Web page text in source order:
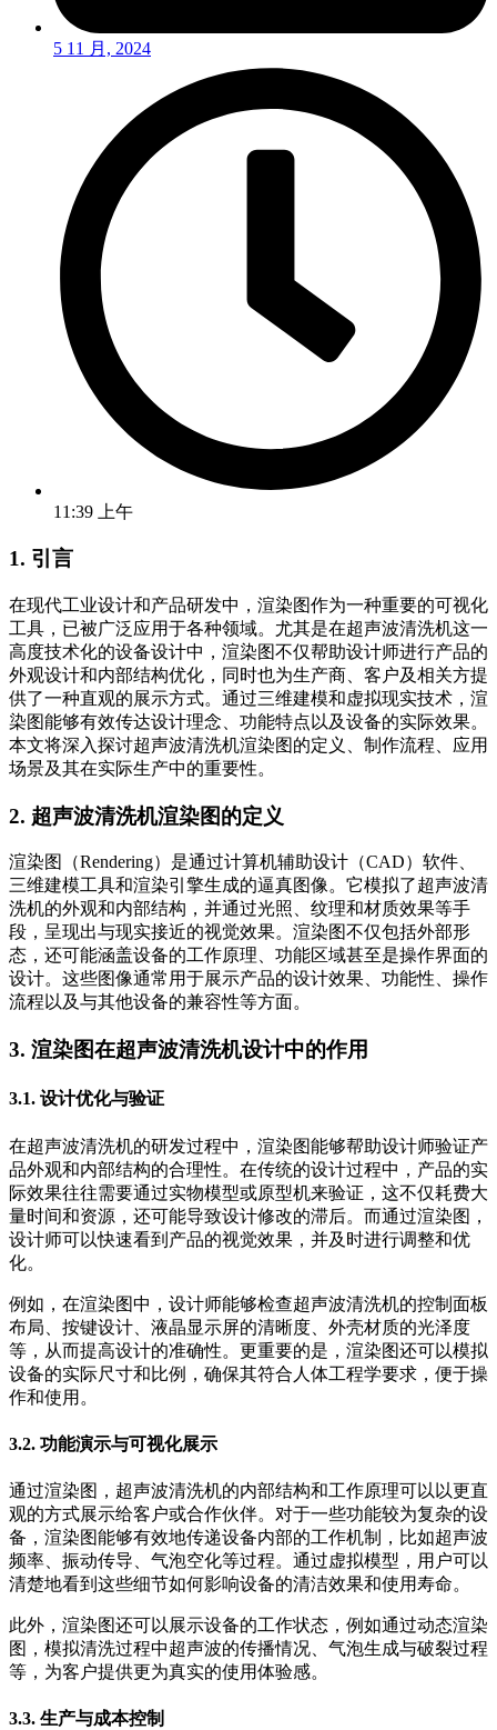
5 11 月, 2024
11:39 上午
1. 引言
在现代工业设计和产品研发中，渲染图作为一种重要的可视化
工具，已被广泛应用于各种领域。尤其是在超声波清洗机这一
高度技术化的设备设计中，渲染图不仅帮助设计师进行产品的
外观设计和内部结构优化，同时也为生产商、客户及相关方提
供了一种直观的展示方式。通过三维建模和虚拟现实技术，渲
染图能够有效传达设计理念、功能特点以及设备的实际效果。
本文将深入探讨超声波清洗机渲染图的定义、制作流程、应用
场景及其在实际生产中的重要性。
2. 超声波清洗机渲染图的定义
渲染图（Rendering）是通过计算机辅助设计（CAD）软件、
三维建模工具和渲染引擎生成的逼真图像。它模拟了超声波清
洗机的外观和内部结构，并通过光照、纹理和材质效果等手
段，呈现出与现实接近的视觉效果。渲染图不仅包括外部形
态，还可能涵盖设备的工作原理、功能区域甚至是操作界面的
设计。这些图像通常用于展示产品的设计效果、功能性、操作
流程以及与其他设备的兼容性等方面。
3. 渲染图在超声波清洗机设计中的作用
3.1. 设计优化与验证
在超声波清洗机的研发过程中，渲染图能够帮助设计师验证产
品外观和内部结构的合理性。在传统的设计过程中，产品的实
际效果往往需要通过实物模型或原型机来验证，这不仅耗费大
量时间和资源，还可能导致设计修改的滞后。而通过渲染图，
设计师可以快速看到产品的视觉效果，并及时进行调整和优
化。
例如，在渲染图中，设计师能够检查超声波清洗机的控制面板
布局、按键设计、液晶显示屏的清晰度、外壳材质的光泽度
等，从而提高设计的准确性。更重要的是，渲染图还可以模拟
设备的实际尺寸和比例，确保其符合人体工程学要求，便于操
作和使用。
3.2. 功能演示与可视化展示
通过渲染图，超声波清洗机的内部结构和工作原理可以以更直
观的方式展示给客户或合作伙伴。对于一些功能较为复杂的设
备，渲染图能够有效地传递设备内部的工作机制，比如超声波
频率、振动传导、气泡空化等过程。通过虚拟模型，用户可以
清楚地看到这些细节如何影响设备的清洁效果和使用寿命。
此外，渲染图还可以展示设备的工作状态，例如通过动态渲染
图，模拟清洗过程中超声波的传播情况、气泡生成与破裂过程
等，为客户提供更为真实的使用体验感。
3.3. 生产与成本控制